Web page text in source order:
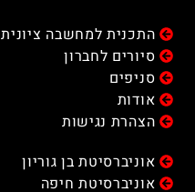
התכנית למחשבה ציונית
סיורים לחברון
סניפים
אודות
הצהרת נגישות
אוניברסיטת בן גוריון
אוניברסיטת חיפה